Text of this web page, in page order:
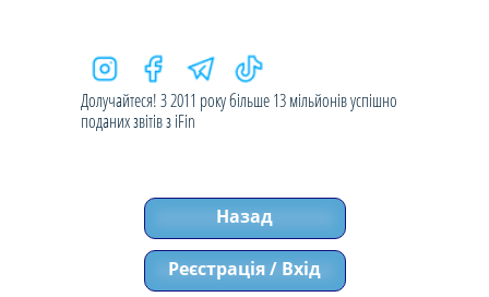
Долучайтеся! З 2011 року більше 13 мільйонів успішно
поданих звітів з iFin
Назад
Реєстрація / Вхід